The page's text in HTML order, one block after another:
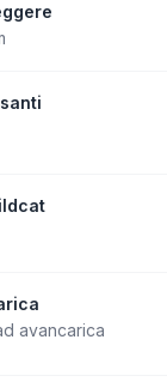
avancarica